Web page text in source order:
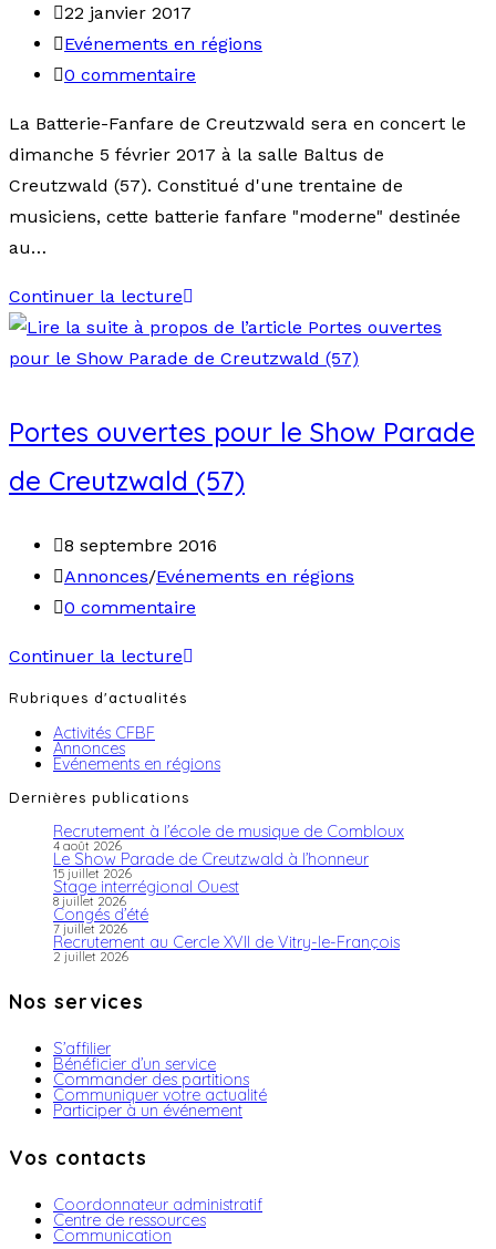
22 janvier 2017
Evénements en régions
0 commentaire
La Batterie-Fanfare de Creutzwald sera en concert le
dimanche 5 février 2017 à la salle Baltus de
Creutzwald (57). Constitué d'une trentaine de
musiciens, cette batterie fanfare "moderne" destinée
au…
Continuer la lecture
Portes ouvertes pour le Show Parade
de Creutzwald (57)
8 septembre 2016
Annonces/Evénements en régions
0 commentaire
Continuer la lecture
Rubriques d'actualités
Activités CFBF
Annonces
Evénements en régions
Dernières publications
Recrutement à l’école de musique de Combloux
4 août 2026
Le Show Parade de Creutzwald à l’honneur
15 juillet 2026
Stage interrégional Ouest
8 juillet 2026
Congés d’été
7 juillet 2026
Recrutement au Cercle XVII de Vitry-le-François
2 juillet 2026
Nos services
S’affilier
Bénéficier d’un service
Commander des partitions
Communiquer votre actualité
Participer à un événement
Vos contacts
Coordonnateur administratif
Centre de ressources
Communication